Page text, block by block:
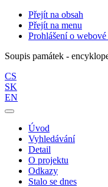
Přejít na obsah
Přejít na menu
Prohlášení o
Soupis památek -
CS
SK
EN
Úvod
Vyhledávání
Detail
O projektu
Odkazy
Stalo se dnes